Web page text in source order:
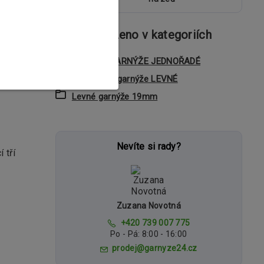
si
také
tří
Zboží zařazeno v kategoriích
KOVOVÉ GARNÝŽE JEDNOŘADÉ
Jednořadé garnýže LEVNÉ
Levné garnýže 19mm
Nevíte si rady?
Zuzana Novotná
+420 739 007 775
Po - Pá: 8:00 - 16:00
prodej@garnyze24.cz